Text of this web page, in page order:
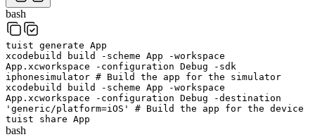
bash
tuist generate App
xcodebuild
build -scheme App
-workspace
App.xcworkspace
-configuration Debug
-sdk
iphonesimulator # Build the app for the simulator
xcodebuild
build -scheme App
-workspace
App.xcworkspace
-configuration Debug
-destination
'generic/platform=iOS'
# Build the app for the device
tuist
share App
bash